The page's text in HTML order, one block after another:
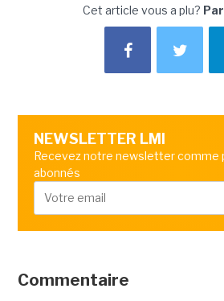
Cet article vous a plu?
NEWSLETTER LMI
Recevez notre newsletter comme
abonnés
Commentaire